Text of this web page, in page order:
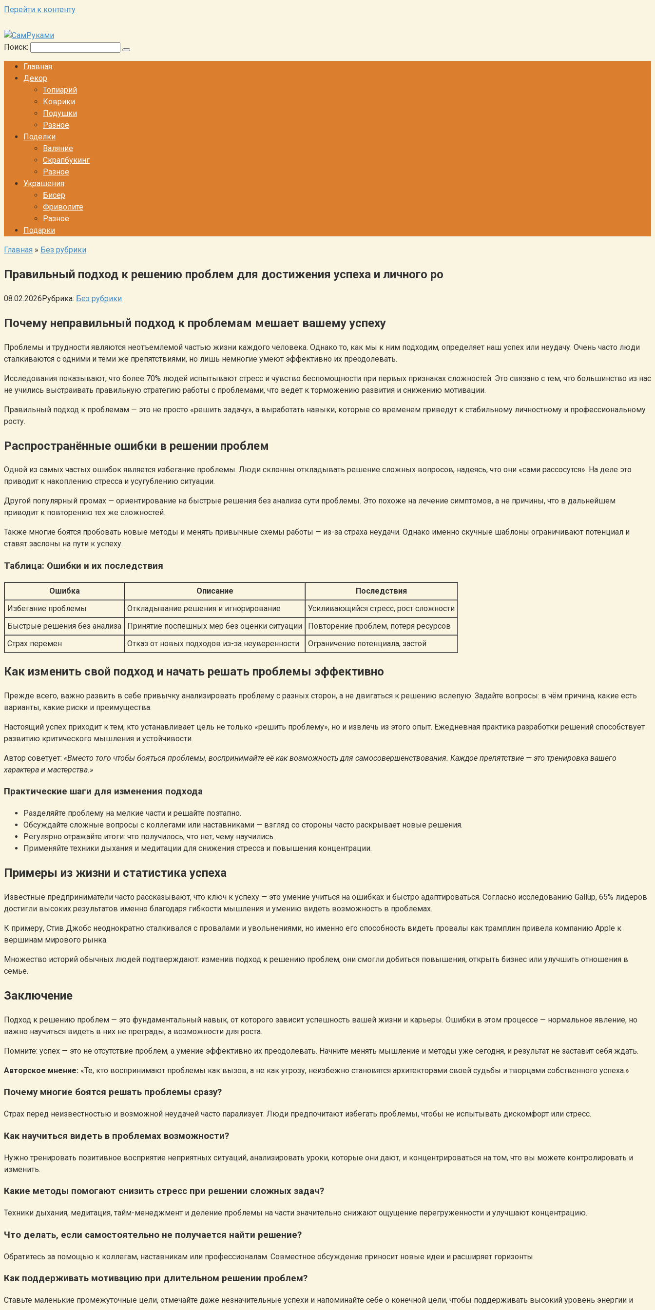
Перейти к контенту
Поиск:
Главная
Декор
Топиарий
Коврики
Подушки
Разное
Поделки
Валяние
Скрапбукинг
Разное
Украшения
Бисер
Фриволите
Разное
Подарки
Главная » Без рубрики
Правильный подход к решению проблем для достижения успеха и личного ро
08.02.2026Рубрика: Без рубрики
Почему неправильный подход к проблемам мешает вашему успеху
Проблемы и трудности являются неотъемлемой частью жизни каждого человека. Однако то, как мы к ним подходим, определяет наш успех или неудачу. Очень часто люди
сталкиваются с одними и теми же препятствиями, но лишь немногие умеют эффективно их преодолевать.
Исследования показывают, что более 70% людей испытывают стресс и чувство беспомощности при первых признаках сложностей. Это связано с тем, что большинство из нас
не учились выстраивать правильную стратегию работы с проблемами, что ведёт к торможению развития и снижению мотивации.
Правильный подход к проблемам — это не просто «решить задачу», а выработать навыки, которые со временем приведут к стабильному личностному и профессиональному
росту.
Распространённые ошибки в решении проблем
Одной из самых частых ошибок является избегание проблемы. Люди склонны откладывать решение сложных вопросов, надеясь, что они «сами рассосутся». На деле это
приводит к накоплению стресса и усугублению ситуации.
Другой популярный промах — ориентирование на быстрые решения без анализа сути проблемы. Это похоже на лечение симптомов, а не причины, что в дальнейшем
приводит к повторению тех же сложностей.
Также многие боятся пробовать новые методы и менять привычные схемы работы — из-за страха неудачи. Однако именно скучные шаблоны ограничивают потенциал и
ставят заслоны на пути к успеху.
Таблица: Ошибки и их последствия
Ошибка Описание
Последствия
Избегание проблемы
Откладывание решения и игнорирование
Усиливающийся стресс, рост сложности
Быстрые решения без анализа
Принятие поспешных мер без оценки ситуации
Повторение проблем, потеря ресурсов
Страх перемен
Отказ от новых подходов из-за неуверенности Ограничение потенциала, застой
Как изменить свой подход и начать решать проблемы эффективно
Прежде всего, важно развить в себе привычку анализировать проблему с разных сторон, а не двигаться к решению вслепую. Задайте вопросы: в чём причина, какие есть
варианты, какие риски и преимущества.
Настоящий успех приходит к тем, кто устанавливает цель не только «решить проблему», но и извлечь из этого опыт. Ежедневная практика разработки решений способствует
развитию критического мышления и устойчивости.
Автор советует: «Вместо того чтобы бояться проблемы, воспринимайте её как возможность для самосовершенствования. Каждое препятствие — это тренировка вашего
характера и мастерства.»
Практические шаги для изменения подхода
Разделяйте проблему на мелкие части и решайте поэтапно.
Обсуждайте сложные вопросы с коллегами или наставниками — взгляд со стороны часто раскрывает новые решения.
Регулярно отражайте итоги: что получилось, что нет, чему научились.
Применяйте техники дыхания и медитации для снижения стресса и повышения концентрации.
Примеры из жизни и статистика успеха
Известные предприниматели часто рассказывают, что ключ к успеху — это умение учиться на ошибках и быстро адаптироваться. Согласно исследованию Gallup, 65% лидеров
достигли высоких результатов именно благодаря гибкости мышления и умению видеть возможность в проблемах.
К примеру, Стив Джобс неоднократно сталкивался с провалами и увольнениями, но именно его способность видеть провалы как трамплин привела компанию Apple к
вершинам мирового рынка.
Множество историй обычных людей подтверждают: изменив подход к решению проблем, они смогли добиться повышения, открыть бизнес или улучшить отношения в
семье.
Заключение
Подход к решению проблем — это фундаментальный навык, от которого зависит успешность вашей жизни и карьеры. Ошибки в этом процессе — нормальное явление, но
важно научиться видеть в них не преграды, а возможности для роста.
Помните: успех — это не отсутствие проблем, а умение эффективно их преодолевать. Начните менять мышление и методы уже сегодня, и результат не заставит себя ждать.
Авторское мнение: «Те, кто воспринимают проблемы как вызов, а не как угрозу, неизбежно становятся архитекторами своей судьбы и творцами собственного успеха.»
Почему многие боятся решать проблемы сразу?
Страх перед неизвестностью и возможной неудачей часто парализует. Люди предпочитают избегать проблемы, чтобы не испытывать дискомфорт или стресс.
Как научиться видеть в проблемах возможности?
Нужно тренировать позитивное восприятие неприятных ситуаций, анализировать уроки, которые они дают, и концентрироваться на том, что вы можете контролировать и
изменить.
Какие методы помогают снизить стресс при решении сложных задач?
Техники дыхания, медитация, тайм-менеджмент и деление проблемы на части значительно снижают ощущение перегруженности и улучшают концентрацию.
Что делать, если самостоятельно не получается найти решение?
Обратитесь за помощью к коллегам, наставникам или профессионалам. Совместное обсуждение приносит новые идеи и расширяет горизонты.
Как поддерживать мотивацию при длительном решении проблем?
Ставьте маленькие промежуточные цели, отмечайте даже незначительные успехи и напоминайте себе о конечной цели, чтобы поддерживать высокий уровень энергии и